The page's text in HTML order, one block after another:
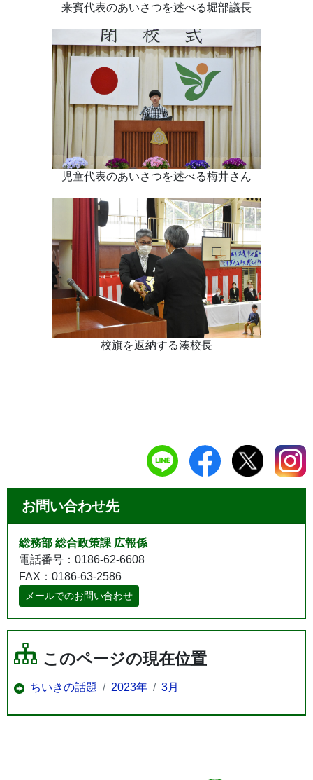
来賓代表のあいさつを述べる堀部議長
児童代表のあいさつを述べる梅井さん
校旗を返納する湊校長
お問い合わせ先
総務部 総合政策課 広報係
電話番号：0186-62-6608
FAX：0186-63-2586
メールでのお問い合わせ
このページの現在位置
ちいきの話題 2023年 3月